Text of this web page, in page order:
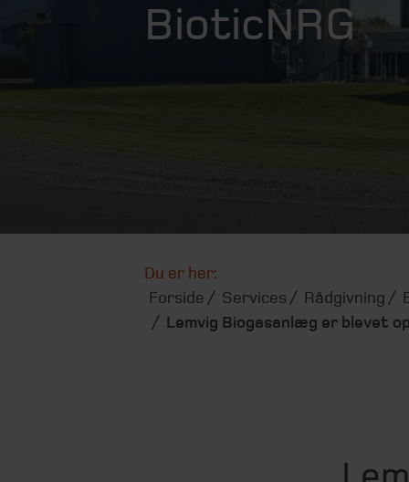
BioticNRG
Du er her:
Forside
Services Rådgivning
Lemvig Biogasanlæg er blevet